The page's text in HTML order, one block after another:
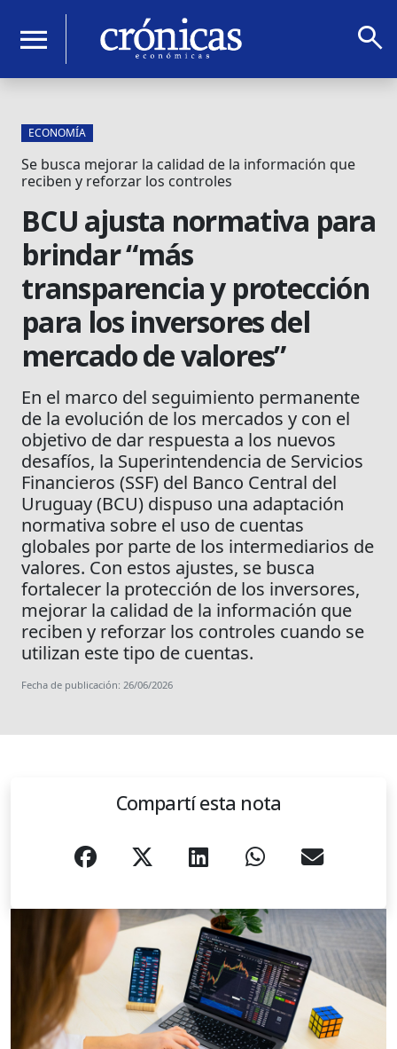
menu search
ECONOMÍA
Se busca mejorar la calidad de la información que
reciben y reforzar los controles
BCU ajusta normativa para
brindar “más
transparencia y protección
para los inversores del
mercado de valores”
En el marco del seguimiento permanente
de la evolución de los mercados y con el
objetivo de dar respuesta a los nuevos
desafíos, la Superintendencia de Servicios
Financieros (SSF) del Banco Central del
Uruguay (BCU) dispuso una adaptación
normativa sobre el uso de cuentas
globales por parte de los intermediarios de
valores. Con estos ajustes, se busca
fortalecer la protección de los inversores,
mejorar la calidad de la información que
reciben y reforzar los controles cuando se
utilizan este tipo de cuentas.
Fecha de publicación: 26/06/2026
Compartí esta nota